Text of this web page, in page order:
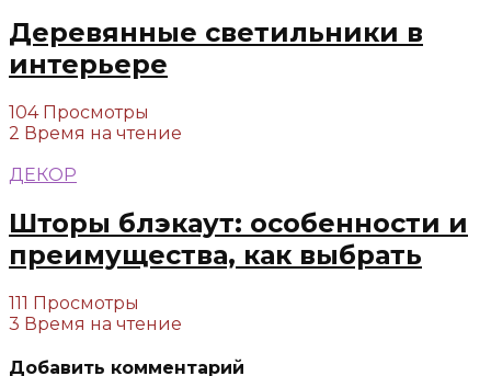
Деревянные светильники в
интерьере
104 Просмотры
2 Время на чтение
ДЕКОР
Шторы блэкаут: особенности и
преимущества, как выбрать
111 Просмотры
3 Время на чтение
Добавить комментарий